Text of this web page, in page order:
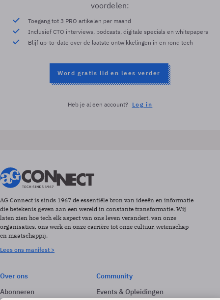
voordelen:
Toegang tot 3 PRO artikelen per maand
Inclusief CTO interviews, podcasts, digitale specials en whitepapers
Blijf up-to-date over de laatste ontwikkelingen in en rond tech
Word gratis lid en lees verder
Heb je al een account? Log in
AG Connect is sinds 1967 de essentiële bron van ideeën en informatie
die betekenis geven aan een wereld in constante transformatie. Wij
laten zien hoe tech elk aspect van ons leven verandert, van onze
organisaties, ons werk en onze carrière tot onze cultuur, wetenschap
en maatschappij.
Lees ons manifest >
Over ons
Abonneren
Community
Events & Opleidingen